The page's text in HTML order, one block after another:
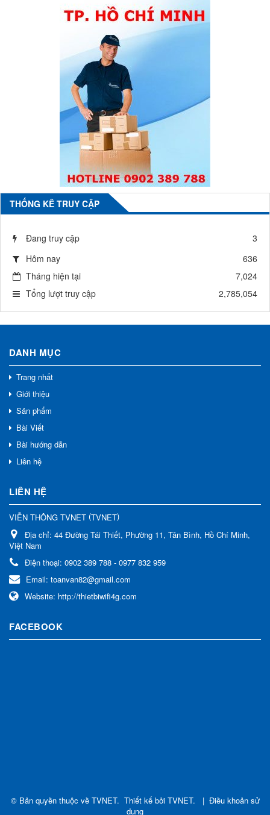
THỐNG KÊ TRUY CẬP
Đang truy cập
3
Hôm nay
636
Tháng hiện tại
7,024
Tổng lượt truy cập
2,785,054
DANH MỤC
Trang nhất
Giới thiệu
Sản phẩm
Bài Viết
Bài hướng dẫn
Liên hệ
LIÊN HỆ
VIỄN THÔNG TVNET (TVNET)
Địa chỉ: 44 Đường Tái Thiết, Phường 11, Tân Bình, Hồ Chí Minh,
Việt Nam
Điện thoại: 0902 389 788 - 0977 832 959
Email: toanvan82@gmail.com
Website: http://thietbiwifi4g.com
FACEBOOK
© Bản quyền thuộc về TVNET. Thiết kế bởi TVNET. | Điều khoản sử
dụng